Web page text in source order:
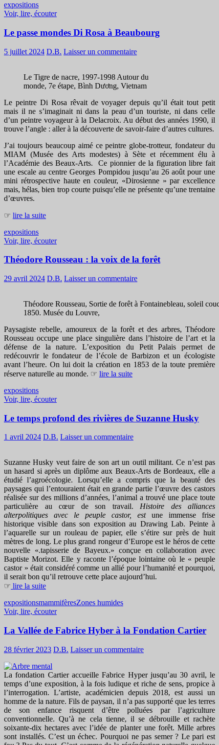
expositions
Voir, lire, écouter
Le passe mondes Di Rosa à Beaubourg
5 juillet 2024 D.B. Laisser un commentaire
Le Tigre de nacre, 1997-1998 Autour du
monde, 7e étape, Bình Dương, Vietnam
Le peintre Di Rosa rêvait de voyager depuis qu’il était tout petit
mais il ne s’imaginait ni dans la peau d’un touriste, ni dans celle
d’un peintre voyageur à la Delacroix. Au début des années 1990, il
trouve l’angle : aller à la découverte de savoir-faire d’autres cultures.
J’ai toujours beaucoup aimé ce peintre globe-trotteur, fondateur du
MIAM (Musée des Arts modestes) à Sète et récemment élu à
l’Académie des Beaux-Arts. Ce pionnier de la figuration libre fait
une escale au centre Georges Pompidou jusqu’au 26 août pour une
mini rétrospective haute en couleur, «Dirosienne » par excellence
mais, hélas, bien trop courte puisqu’elle ne présente qu’une trentaine
d’œuvres.
☞ lire la suite
expositions
Voir, lire, écouter
Théodore Rousseau : la voix de la forêt
29 avril 2024 D.B. Laisser un commentaire
Théodore Rousseau, Sortie de forêt à Fontainebleau, soleil
1850. Musée du Louvre,
Paysagiste rebelle, amoureux de la forêt et des arbres, Théodore
Rousseau occupe une place singulière dans l’histoire de l’art et la
défense de la nature. L’exposition du Petit Palais permet de
redécouvrir le fondateur de l’école de Barbizon et un écologiste
avant l’heure. On lui doit la création en 1853 de la toute première
réserve naturelle au monde. ☞ lire la suite
expositions
Voir, lire, écouter
Le temps profond des rivières de Suzanne Husky
1 avril 2024 D.B. Laisser un commentaire
Suzanne Husky veut faire de son art un outil militant. Ce n’est pas
un hasard si après un diplôme aux Beaux-Arts de Bordeaux, elle a
étudié l’agroécologie. Lorsqu’elle a compris que la beauté des
paysages qui l’entouraient était en grande partie l’œuvre des castors
réalisée sur des millions d’années, l’animal a trouvé une place toute
particulière au cœur de son travail. Histoire des alliances
alterpolitiques avec le peuple castor, estune immense frise
historique visible dans son exposition au Drawing Lab. Peinte à
l’aquarelle sur un rouleau de papier, elle s’étire sur près de huit
mètres de long. Le plus grand rongeur d’Europe est le héros de cette
nouvelle «.tapisserie de Bayeux.» conçue en collaboration avec
Baptiste Morizot. Elle y raconte l’époque lointaine où le « peuple
castor » était considéré comme un allié pour l’humanité et pourquoi,
il serait bon qu’il retrouve cette place aujourd’hui.
☞ lire la suite
expositionsmammifèresZones humides
Voir, lire, écouter
La Vallée de Fabrice Hyber à la Fondation Cartier
28 février 2023 D.B. Laisser un commentaire
La fondation Cartier accueille Fabrice Hyper jusqu’au 30 avril, le
temps d’une exposition, à la fois ludique et riche de sens, propice à
l’interrogation. L’artiste, académicien depuis 2018, est aussi un
homme de la nature. Fils de paysan, il n’a pas supporté que les terres
de son enfance risquent d’être polluées par l’agriculture
conventionnelle. Qu’à ne cela tienne, il se débrouille et rachète
soixante-dix hectares avec l’idée de planter une forêt. Mille arbres
sont installés. C’est un échec. Pourquoi ne pas semer ? Le pari est